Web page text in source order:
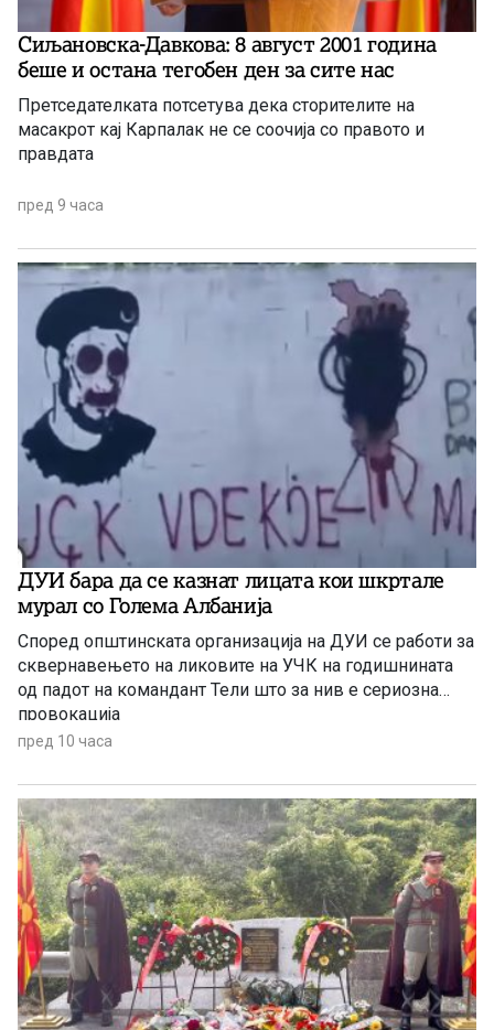
Сиљановска-Давкова: 8 август 2001 година
беше и остана тегобен ден за сите нас
Претседателката потсетува дека сторителите на
масакрот кај Карпалак не се соочија со правото и
правдата
пред 9 часа
ДУИ бара да се казнат лицата кои шкртале
мурал со Голема Албанија
Според општинската организација на ДУИ се работи за
сквернавењето на ликовите на УЧК на годишнината
од падот на командант Тели што за нив е сериозна
провокација
пред 10 часа